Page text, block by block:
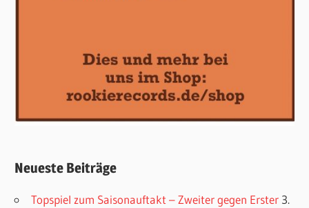
Neueste Beiträge
Topspiel zum Saisonauftakt – Zweiter gegen Erster 3.